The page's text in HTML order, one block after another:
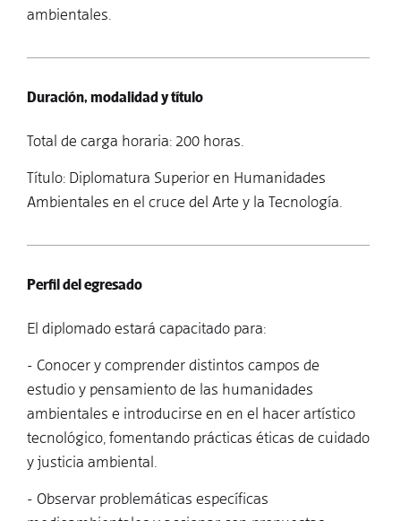
ambientales.
Duración, modalidad y título
Total de carga horaria: 200 horas.
Título: Diplomatura Superior en Humanidades
Ambientales en el cruce del Arte y la Tecnología.
Perfil del egresado
El diplomado estará capacitado para:
- Conocer y comprender distintos campos de
estudio y pensamiento de las humanidades
ambientales e introducirse en en el hacer artístico
tecnológico, fomentando prácticas éticas de cuidado
y justicia ambiental.
- Observar problemáticas específicas